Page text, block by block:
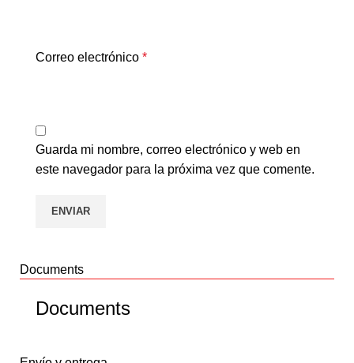
Correo electrónico *
Guarda mi nombre, correo electrónico y web en
este navegador para la próxima vez que comente.
Documents
Documents